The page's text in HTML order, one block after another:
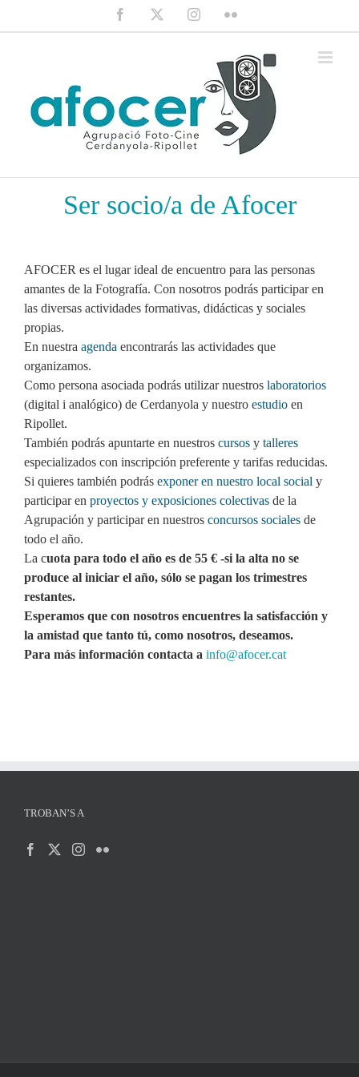
Facebook InstagramFlickr
Ser socio/a de Afocer
AFOCER es el lugar ideal de encuentro para las personas
amantes de la Fotografía. Con nosotros podrás participar en
las diversas actividades formativas, didácticas y sociales
propias.
En nuestra agenda encontrarás las actividades que
organizamos.
Como persona asociada podrás utilizar nuestros laboratorios
(digital i analógico) de Cerdanyola y nuestro estudio en
Ripollet.
También podrás apuntarte en nuestros cursos y talleres
especializados con inscripción preferente y tarifas reducidas.
Si quieres también podrás exponer en nuestro local social y
participar en proyectos y exposiciones colectivas de la
Agrupación y participar en nuestros concursos sociales de
todo el año.
La cuota para todo el año es de 55 € -si la alta no se
produce al iniciar el año, sólo se pagan los trimestres
restantes.
Esperamos que con nosotros encuentres la satisfacción y
la amistad que tanto tú, como nosotros, deseamos.
Para más información contacta a info@afocer.cat
TROBAN’S A